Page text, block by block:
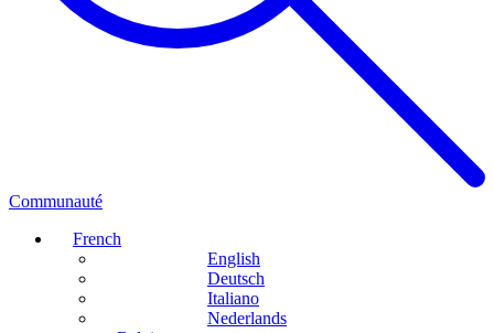
Communauté
French
English
Deutsch
Italiano
Nederlands